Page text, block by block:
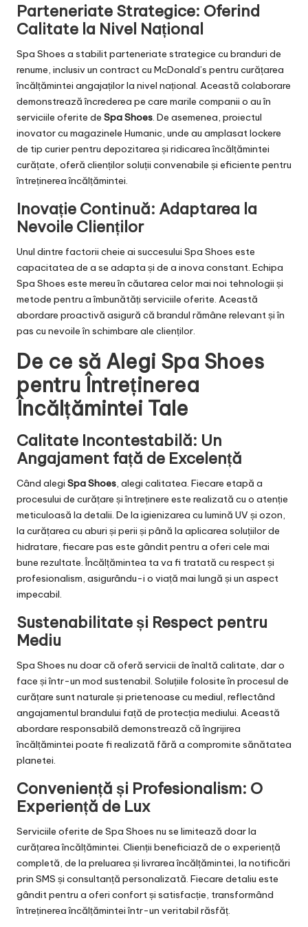
Parteneriate Strategice: Oferind
Calitate la Nivel Național
Spa Shoes a stabilit parteneriate strategice cu branduri de
renume, inclusiv un contract cu McDonald’s pentru curățarea
încălțămintei angajaților la nivel național. Această colaborare
demonstrează încrederea pe care marile companii o au în
serviciile oferite de Spa Shoes. De asemenea, proiectul
inovator cu magazinele Humanic, unde au amplasat lockere
de tip curier pentru depozitarea și ridicarea încălțămintei
curățate, oferă clienților soluții convenabile și eficiente pentru
întreținerea încălțămintei.
Inovație Continuă: Adaptarea la
Nevoile Clienților
Unul dintre factorii cheie ai succesului Spa Shoes este
capacitatea de a se adapta și de a inova constant. Echipa
Spa Shoes este mereu în căutarea celor mai noi tehnologii și
metode pentru a îmbunătăți serviciile oferite. Această
abordare proactivă asigură că brandul rămâne relevant și în
pas cu nevoile în schimbare ale clienților.
De ce să Alegi Spa Shoes
pentru Întreținerea
Încălțămintei Tale
Calitate Incontestabilă: Un
Angajament față de Excelență
Când alegi Spa Shoes, alegi calitatea. Fiecare etapă a
procesului de curățare și întreținere este realizată cu o atenție
meticuloasă la detalii. De la igienizarea cu lumină UV și ozon,
la curățarea cu aburi și perii și până la aplicarea soluțiilor de
hidratare, fiecare pas este gândit pentru a oferi cele mai
bune rezultate. Încălțămintea ta va fi tratată cu respect și
profesionalism, asigurându-i o viață mai lungă și un aspect
impecabil.
Sustenabilitate și Respect pentru
Mediu
Spa Shoes nu doar că oferă servicii de înaltă calitate, dar o
face și într-un mod sustenabil. Soluțiile folosite în procesul de
curățare sunt naturale și prietenoase cu mediul, reflectând
angajamentul brandului față de protecția mediului. Această
abordare responsabilă demonstrează că îngrijirea
încălțămintei poate fi realizată fără a compromite sănătatea
planetei.
Conveniență și Profesionalism: O
Experiență de Lux
Serviciile oferite de Spa Shoes nu se limitează doar la
curățarea încălțămintei. Clienții beneficiază de o experiență
completă, de la preluarea și livrarea încălțămintei, la notificări
prin SMS și consultanță personalizată. Fiecare detaliu este
gândit pentru a oferi confort și satisfacție, transformând
întreținerea încălțămintei într-un veritabil răsfăț.